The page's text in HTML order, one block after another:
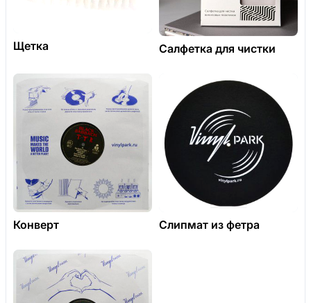
Щетка Салфетка для чистки
Конверт Слипмат из фетра